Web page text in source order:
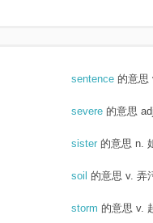
sentence 的意思
severe 的意思
sister 的意思 n.
soil 的意思 v. 弄
storm 的意思 v.